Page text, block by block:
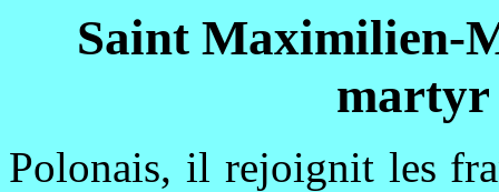
Saint Maximilien-
martyr
Polonais, il rejoignit les